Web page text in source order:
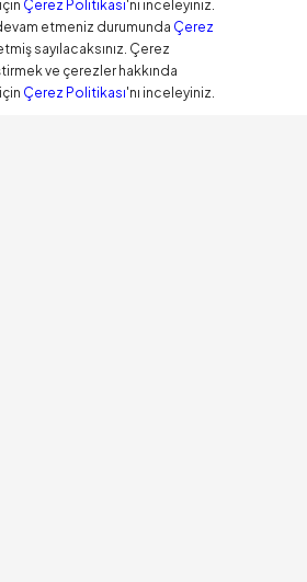
Çerez Politikası'nı inceleyiniz.
etmeniz durumunda Çerez
sayılacaksınız. Çerez
ve çerezler hakkında
Çerez Politikası'nı inceleyiniz.